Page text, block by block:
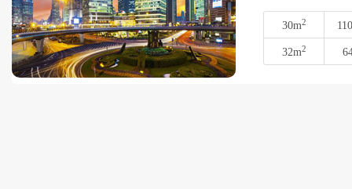
30m2
32m2